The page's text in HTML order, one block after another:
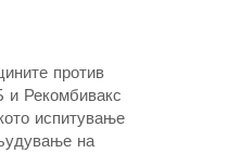
против
и Рекомбивакс
испитување
на